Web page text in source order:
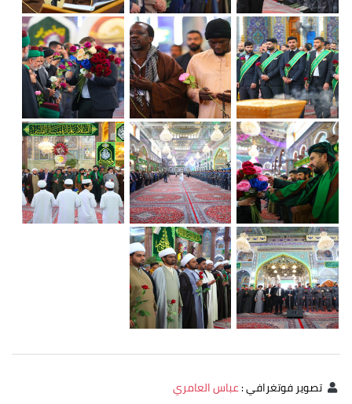
تصوير فوتغرافي:عباس العامري